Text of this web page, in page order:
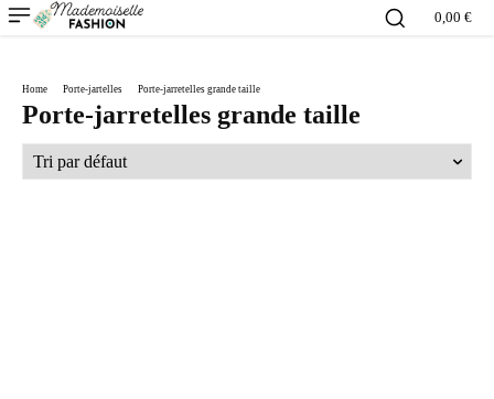
0,00 €
Home Porte-jartelles Porte-jarretelles grande taille
Porte-jarretelles grande taille